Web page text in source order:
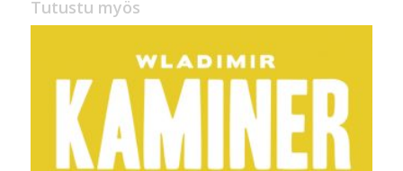
Tutustu myös